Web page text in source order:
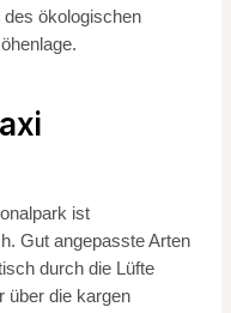
des ökologischen
ist
Gut angepasste Arten
durch die Lüfte
über die kargen